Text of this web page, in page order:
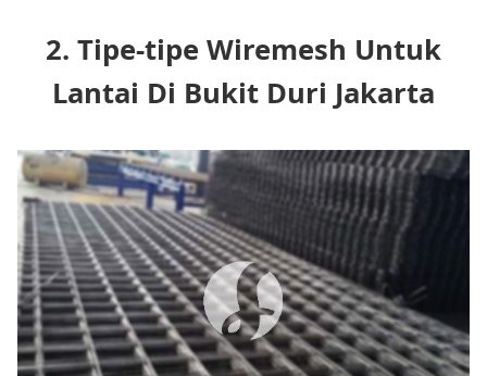
2. Tipe-tipe Wiremesh Untuk
Lantai Di Bukit Duri Jakarta